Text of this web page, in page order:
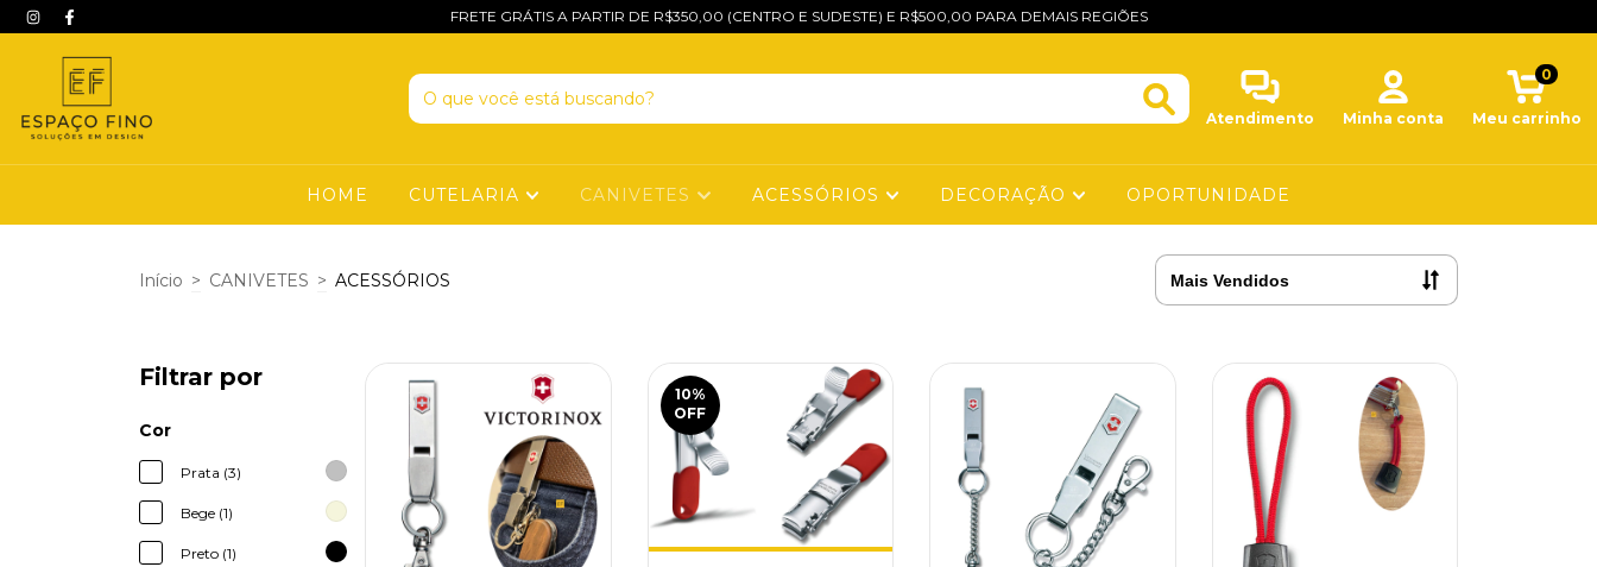
FRETE GRÁTIS A PARTIR DE R$350,00 (CENTRO E SUDESTE) E R$500,00 PARA DEMAIS REGIÕES
Atendimento Minha conta Meu carrinho
0
HOME CUTELARIA CANIVETES ACESSÓRIOS DECORAÇÃO OPORTUNIDADE
Início > CANIVETES > ACESSÓRIOS
Filtrar por
Cor
Prata (3)
Bege (1)
Preto (1)
10%
OFF